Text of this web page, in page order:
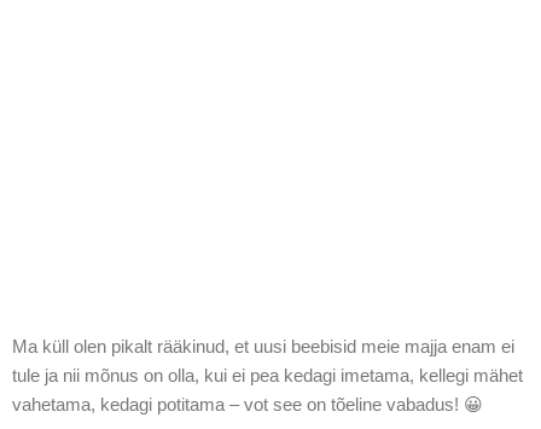
Ma küll olen pikalt rääkinud, et uusi beebisid meie majja enam ei
tule ja nii mõnus on olla, kui ei pea kedagi imetama, kellegi mähet
vahetama, kedagi potitama – vot see on tõeline vabadus! 😀